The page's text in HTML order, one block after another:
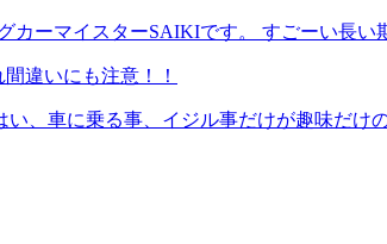
カーマイスターSAIKIです。 すごーい長い
違いにも注意！！
、車に乗る事、イジル事だけが趣味だけ